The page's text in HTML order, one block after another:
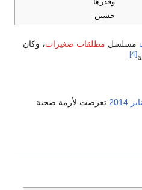
وقدرها
حسين
مسلسل مطلقات صغيرات، وكان
[4]
2014 تعرضت لأزمة صحية